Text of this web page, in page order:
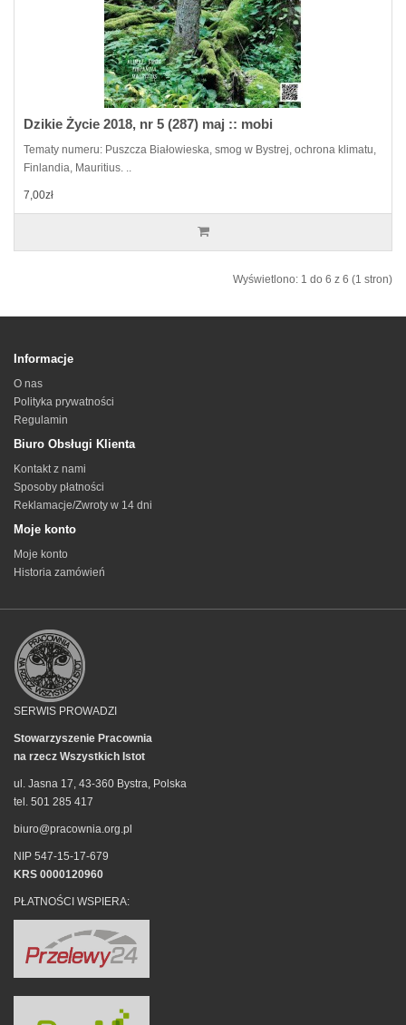
Dzikie Życie 2018, nr 5 (287) maj :: mobi
Tematy numeru: Puszcza Białowieska, smog w Bystrej, ochrona klimatu,
Finlandia, Mauritius. ..
7,00zł
Wyświetlono: 1 do 6 z 6 (1 stron)
Informacje
O nas
Polityka prywatności
Regulamin
Biuro Obsługi Klienta
Kontakt z nami
Sposoby płatności
Reklamacje/Zwroty w 14 dni
Moje konto
Moje konto
Historia zamówień
SERWIS PROWADZI
Stowarzyszenie Pracownia
na rzecz Wszystkich Istot
ul. Jasna 17, 43-360 Bystra, Polska
tel. 501 285 417
biuro@pracownia.org.pl
NIP 547-15-17-679
KRS 0000120960
PŁATNOŚCI WSPIERA: